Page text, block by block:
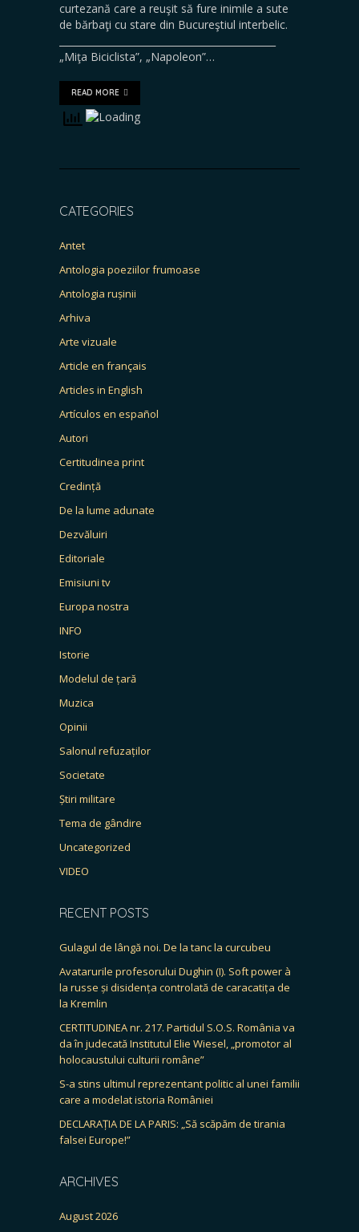
curtezană care a reuşit să fure inimile a sute
de bărbaţi cu stare din Bucureştiul interbelic.
„Miţa Biciclista”, „Napoleon”…
READ MORE
CATEGORIES
Antet
Antologia poeziilor frumoase
Antologia rușinii
Arhiva
Arte vizuale
Article en français
Articles in English
Artículos en español
Autori
Certitudinea print
Credință
De la lume adunate
Dezvăluiri
Editoriale
Emisiuni tv
Europa nostra
INFO
Istorie
Modelul de țară
Muzica
Opinii
Salonul refuzaților
Societate
Știri militare
Tema de gândire
Uncategorized
VIDEO
RECENT POSTS
Gulagul de lângă noi. De la tanc la curcubeu
Avatarurile profesorului Dughin (I). Soft power à
la russe și disidența controlată de caracatița de
la Kremlin
CERTITUDINEA nr. 217. Partidul S.O.S. România va
da în judecată Institutul Elie Wiesel, „promotor al
holocaustului culturii române”
S-a stins ultimul reprezentant politic al unei familii
care a modelat istoria României
DECLARAȚIA DE LA PARIS: „Să scăpăm de tirania
falsei Europe!”
ARCHIVES
August 2026